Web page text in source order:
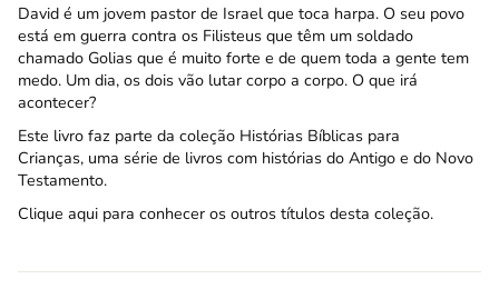
David é um jovem pastor de Israel que toca harpa. O seu povo
está em guerra contra os Filisteus que têm um soldado
chamado Golias que é muito forte e de quem toda a gente tem
medo. Um dia, os dois vão lutar corpo a corpo. O que irá
acontecer?
Este livro faz parte da coleção Histórias Bíblicas para
Crianças, uma série de livros com histórias do Antigo e do Novo
Testamento.
Clique aqui para conhecer os outros títulos desta coleção.